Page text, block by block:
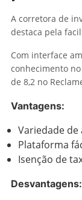
A corretora de
destaca pela
Com interface
conhecimento
de 8,2 no
Vantagens:
Variedade de
Plataforma
Isenção de
Desvantagens: